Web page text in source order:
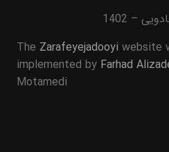
– 1402
The Zarafeyejadooyi website
implemented by Farhad
Motamedi